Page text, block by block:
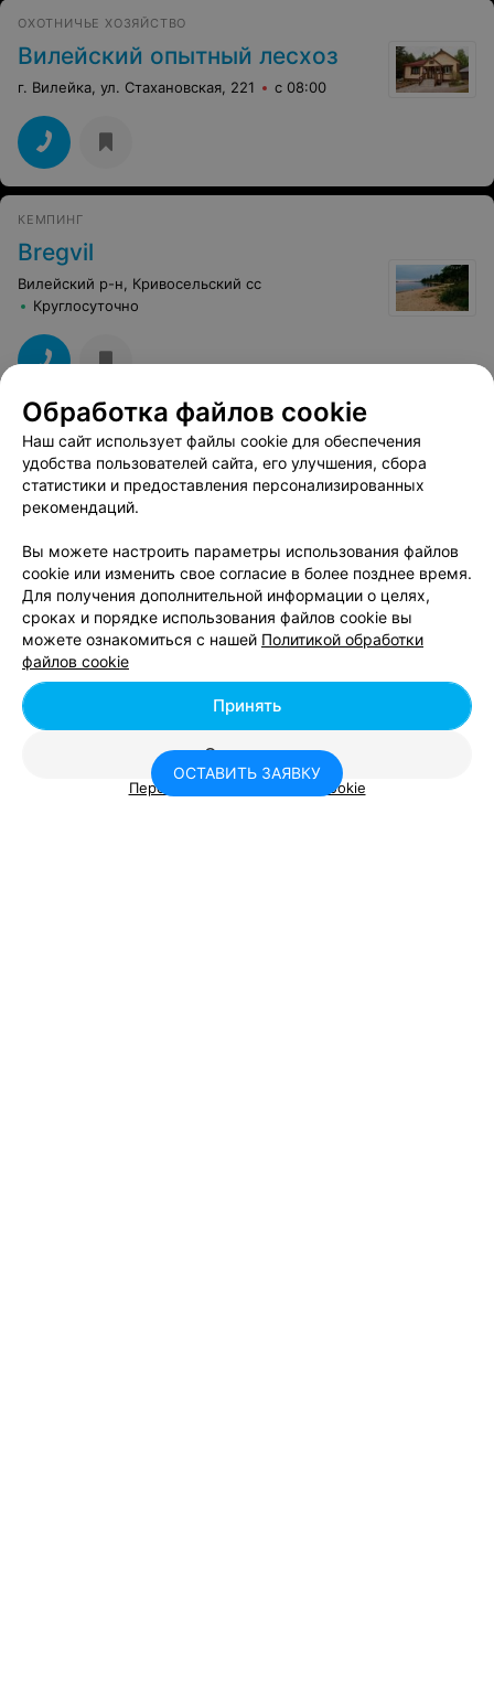
ОХОТНИЧЬЕ ХОЗЯЙСТВО
Вилейский опытный лесхоз
г. Вилейка, ул. Стахановская, 221 с 08:00
КЕМПИНГ
Bregvil
Вилейский р-н, Кривосельский сс
Круглосуточно
КОТТЕДЖ
На Семи Ветрах
Минск, д. Рабунь
КЕМПИНГ
Берлога
г. Вилейка, Ильянский сельсовет, 15
Круглосуточно
МЕСТО АКТИВНОГО ОТДЫХА
Круглосуточно
Обработка файлов cookie
Наш сайт использует файлы cookie для обеспечения
удобства пользователей сайта, его улучшения, сбора
статистики и предоставления персонализированных
рекомендаций.
Вы можете настроить параметры использования файлов
cookie или изменить свое согласие в более позднее время.
Для получения дополнительной информации о целях,
сроках и порядке использования файлов cookie вы
можете ознакомиться с нашей Политикой обработки
файлов cookie
Отклонить
Принять
Персональные настройки Cookie
ОСТАВИТЬ ЗАЯВКУ